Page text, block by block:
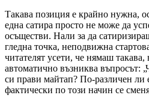
Такава позиция е крайно нужна,
една сатира просто не може да
осъществи. Нали за да
гледна точка, неподвижна
читателят усети, че нямаш такава,
автоматично възниква въпросът:
си прави майтап? По-различен
фактически по този начин се